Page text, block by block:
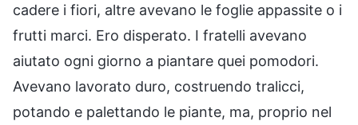
cadere i fiori, altre avevano le foglie appassite o i
frutti marci. Ero disperato. I fratelli avevano
aiutato ogni giorno a piantare quei pomodori.
Avevano lavorato duro, costruendo tralicci,
potando e palettando le piante, ma, proprio nel